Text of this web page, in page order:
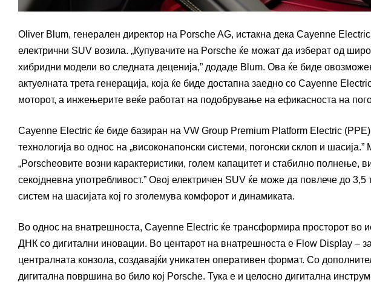
Oliver Blum, генерален директор на Porsche AG, истакна дека Cayenne
електрични SUV возила. „Купувачите на Porsche ќе можат да изберат од
хибридни модели во следната деценија,” додаде Blum. Ова ќе биде
актуелната трета генерација, која ќе биде достапна заедно со Cayenne
моторот, а инжењерите веќе работат на подобрување на ефикасноста на
Cayenne Electric ќе биде базиран на VW Group Premium Platform Electric (PPE)
технологија во однос на „високонапонски системи, погонски склоп и
„Porscheовите возни карактеристики, голем капацитет и стабилно полнење,
секојдневна употребливост.” Овој електричен SUV ќе може да повлече до
систем на шасијата кој го зголемува комфорот и динамиката.
Во однос на внатрешноста, Cayenne Electric ќе трансформира просторот во
ДНК со дигитални иновации. Во центарот на внатрешноста е Flow Display –
централната конзола, создавајќи уникатен оперативен формат. Со
дигитална површина во било кој Porsche. Тука е и целосно дигитална